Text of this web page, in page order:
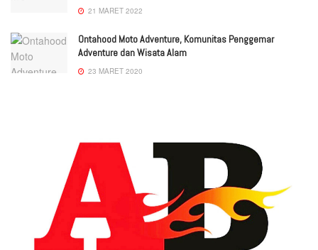
21 MARET 2022
Ontahood Moto Adventure, Komunitas Penggemar
Adventure dan Wisata Alam
23 MARET 2020